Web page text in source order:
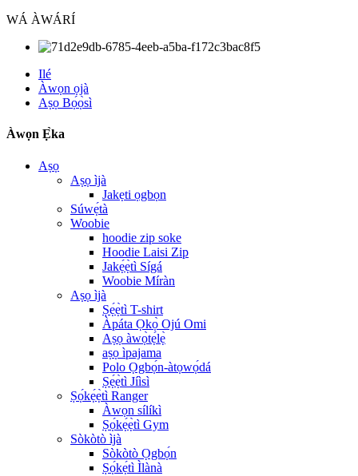
WÁ ÀWÁRÍ
Ilé
Àwọn ọjà
Aṣọ Bọ́ọ̀sì
Àwọn Ẹ̀ka
Aṣọ
Aṣọ ìjà
Jakẹti ọgbọn
Súwẹ́tà
Woobie
hoodie zip soke
Hoodie Laisi Zip
Jakẹ́ẹ̀tì Sígá
Woobie Míràn
Aṣọ ìjà
Ṣẹ́ẹ̀tì T-shirt
Àpáta Ọkọ̀ Ojú Omi
Aṣọ àwọ̀tẹ́lẹ̀
aṣọ ìpajama
Polo Ọgbọ́n-àtọwọ́dá
Ṣẹ́ẹ̀tì Jíìsì
Ṣọ́kẹ́ẹ̀tì Ranger
Àwọn sílíkì
Ṣọ́kẹ́ẹ̀tì Gym
Sòkòtò ìjà
Sòkòtò Ọgbọ́n
Ṣọ́kẹ́tì Ìlànà